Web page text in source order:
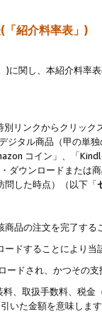
「紹介料率表」)
に関し、本紹介料率
リンクからクリッ
タル商品（甲の単
コイン」、「
ダウンロードまたは
問した時点）（以下「
品の注文を完了す
ドすることにより当
ドされ、かつその支
、取扱手数料、税金
いた金額を意味します